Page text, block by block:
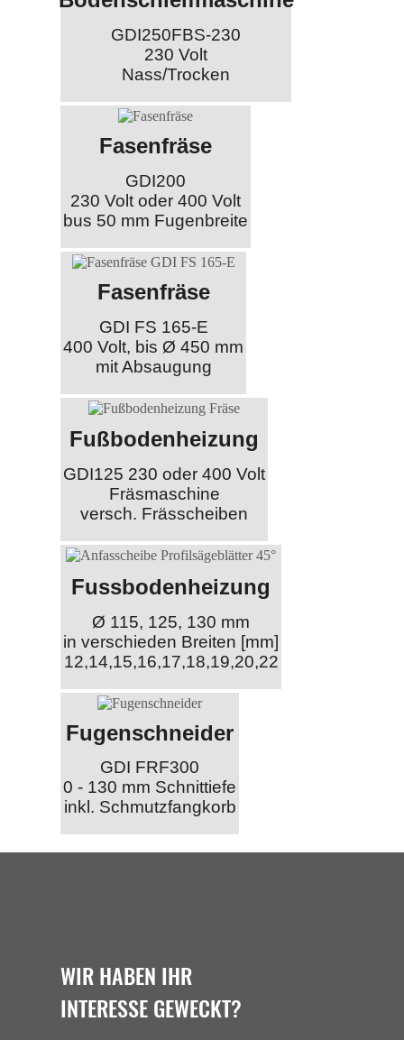
GDI250FBS-230
230 Volt
Nass/Trocken
Fasenfräse
GDI200
230 Volt oder 400 Volt
bus 50 mm Fugenbreite
Fasenfräse
GDI FS 165-E
400 Volt, bis Ø 450 mm
mit Absaugung
Fußbodenheizung
GDI125 230 oder 400 Volt
Fräsmaschine
versch. Frässcheiben
Fussbodenheizung
Ø 115, 125, 130 mm
in verschieden Breiten [mm]
12,14,15,16,17,18,19,20,22
Fugenschneider
GDI FRF300
0 - 130 mm Schnittiefe
inkl. Schmutzfangkorb
WIR HABEN IHR
INTERESSE GEWECKT?